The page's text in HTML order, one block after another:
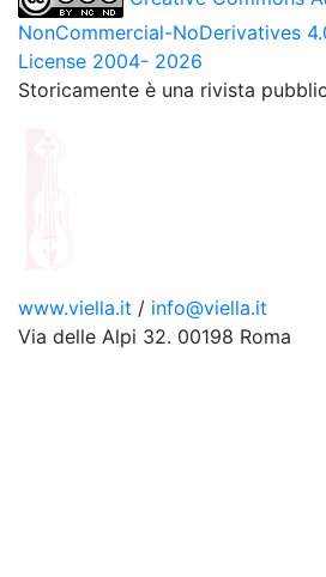
NonCommercial-NoDerivatives
License 2004- 2026
Storicamente è una rivista
www.viella.it / info@viella.it
Via delle Alpi 32. 00198 Roma